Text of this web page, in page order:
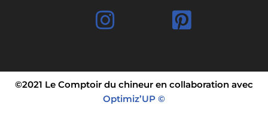
©2021 Le Comptoir du chineur en collaboration avec
Optimiz’UP ©